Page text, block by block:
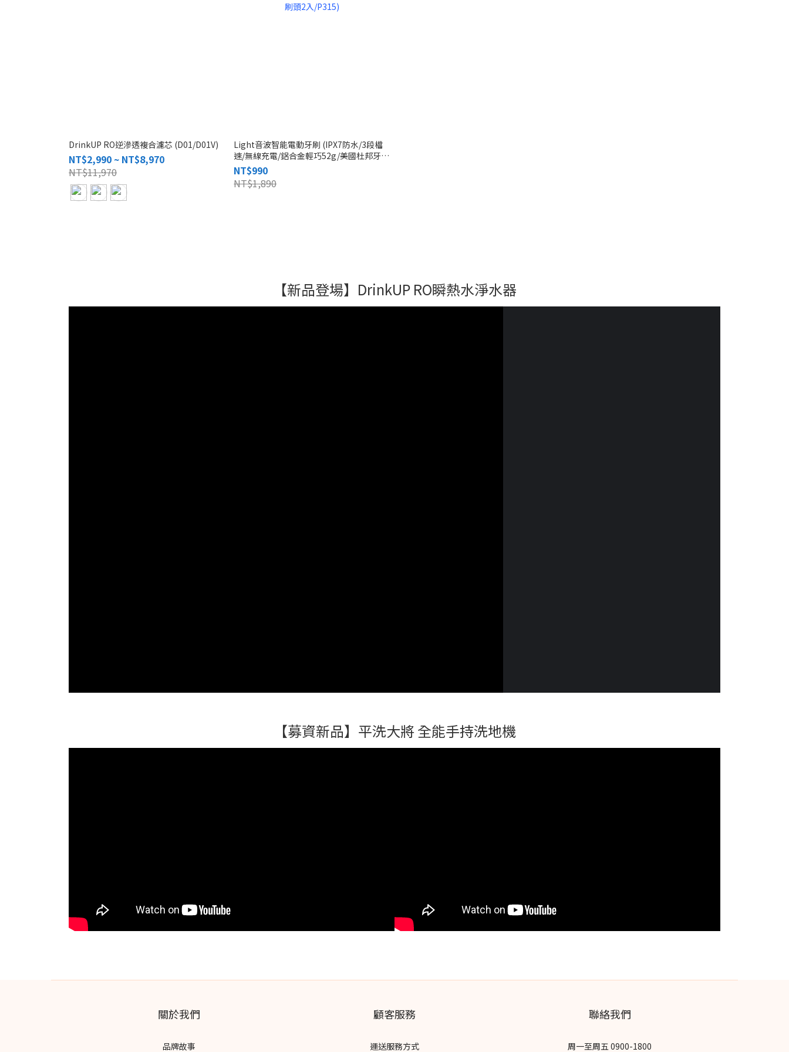
DrinkUP RO逆滲透複合濾芯 (D01/D01V)
NT$2,990 ~ NT$8,970
NT$11,970
Light音波智能電動牙刷 (IPX7防水/3段檔
速/無線充電/鋁合金輕巧52g/美國杜邦牙刷
頭2入/P315)
NT$990
NT$1,890
【新品登場】DrinkUP RO瞬熱水淨水器
【募資新品】平洗大將 全能手持洗地機
關於我們
品牌故事
顧客服務
運送服務方式
聯絡我們
周一至周五 0900-1800